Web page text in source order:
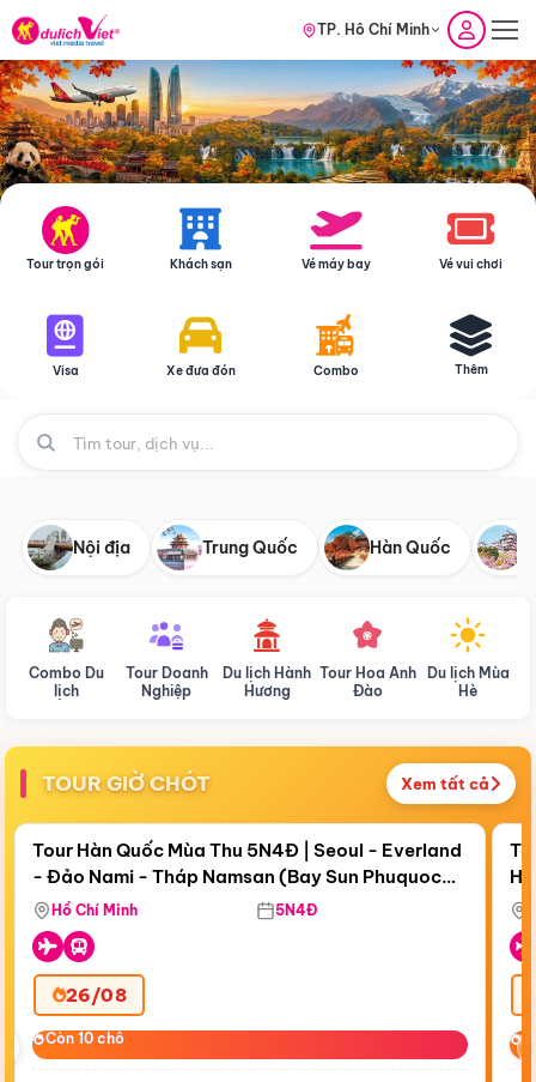
TP. Hồ Chí Minh
Tour trọn gói Khách sạn Vé máy bay Vé vui chơi
Visa Xe đưa đón Combo Thêm
Nội địa Trung Quốc Hàn Quốc
Combo Du
lịch
Tour Doanh
Nghiệp
Du lịch Hành
Hương
Tour Hoa Anh
Đào
Du lịch Mùa
Hè
TOUR GIỜ CHÓT Xem tất cả
Còn19 ngày 02:28:41
Điểm nổi bật
Tour Hàn Quốc Mùa Thu 5N4Đ | Seoul - Everland
- Đảo Nami - Tháp Namsan (Bay Sun Phuquoc
Airways)
Hồ Chí Minh 5N4Đ
26/08
Còn 10 chỗ
Còn 10 chỗ